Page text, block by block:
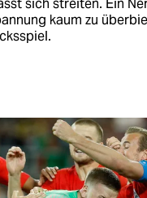
sich streiten. Ein
kaum zu